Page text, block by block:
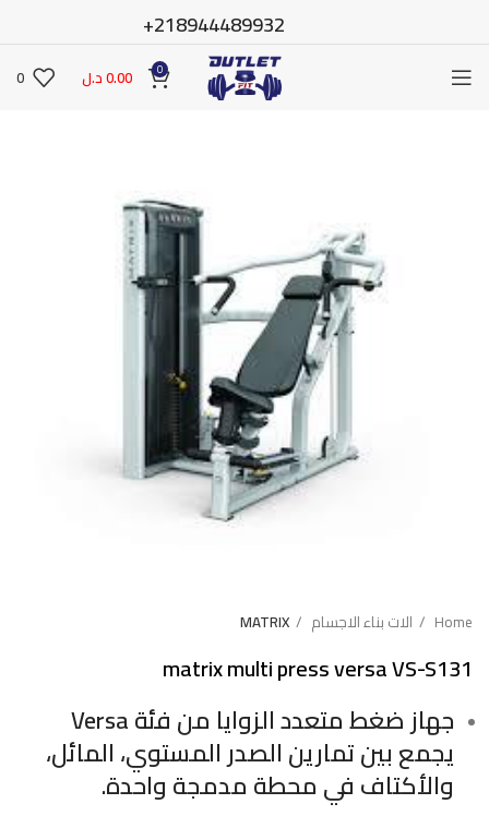
218944489932+
0
0.00د.ل 0
Home الات بناء الاجسام MATRIX
matrix multi press versa VS-S131
جهاز ضغط متعدد الزوايا من فئة Versa
يجمع بين تمارين الصدر المستوي، المائل،
والأكتاف في محطة مدمجة واحدة.